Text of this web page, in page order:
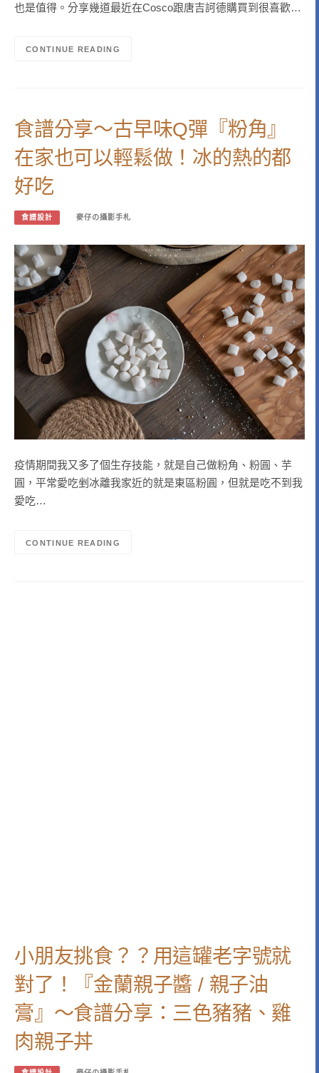
也是值得。分享幾道最近在Cosco跟唐吉訶德購買到很喜歡…
CONTINUE READING
食譜分享～古早味Q彈『粉角』
在家也可以輕鬆做！冰的熱的都
好吃
食譜設計 麥仔の攝影手札
疫情期間我又多了個生存技能，就是自己做粉角、粉圓、芋
圓，平常愛吃剉冰離我家近的就是東區粉圓，但就是吃不到我
愛吃…
CONTINUE READING
小朋友挑食？？用這罐老字號就
對了！『金蘭親子醬 / 親子油
膏』～食譜分享：三色豬豬、雞
肉親子丼